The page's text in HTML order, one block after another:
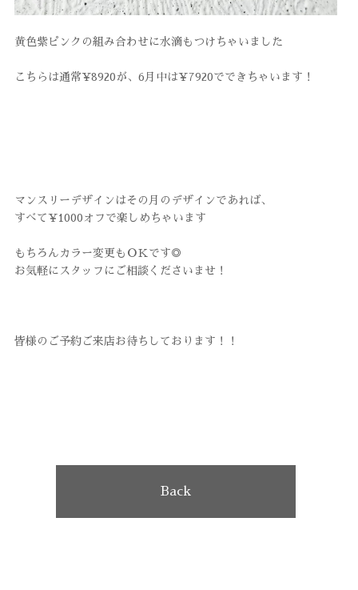
黄色紫ピンクの組み合わせに水滴もつけちゃいました
こちらは通常¥8920が、6月中は¥7920でできちゃいます！
マンスリーデザインはその月のデザインであれば、
すべて¥1000オフで楽しめちゃいます
もちろんカラー変更もＯＫです◎
お気軽にスタッフにご相談くださいませ！
皆様のご予約ご来店お待ちしております！！
Back